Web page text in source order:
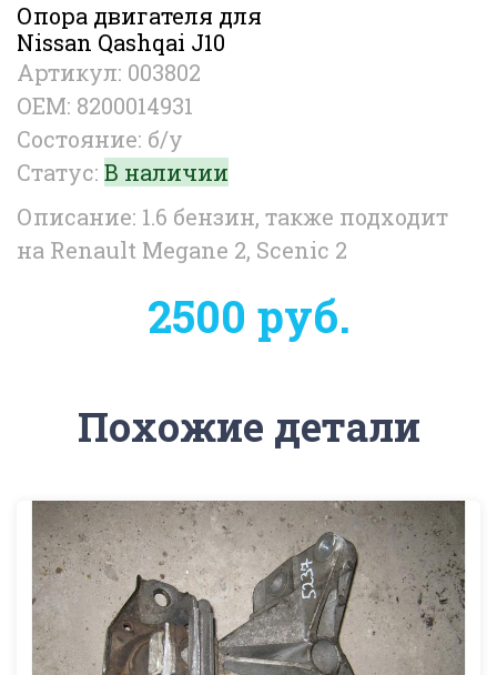
Опора двигателя для
Nissan Qashqai J10
Артикул: 003802
OEM: 8200014931
Состояние: б/у
Статус: В наличии
Описание: 1.6 бензин, также подходит
на Renault Megane 2, Scenic 2
2500 руб.
Похожие детали